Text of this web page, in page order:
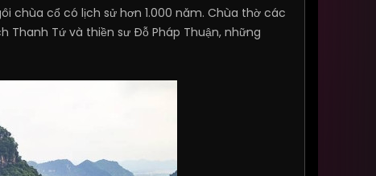
chùa cổ có lịch sử hơn 1.000 năm. Chùa thờ các
Thanh Tứ và thiền sư Đỗ Pháp Thuận, những